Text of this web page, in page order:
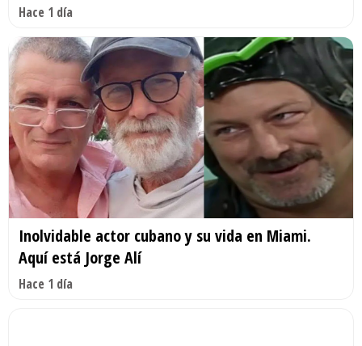
Hace 1 día
Inolvidable actor cubano y su vida en Miami.
Aquí está Jorge Alí
Hace 1 día